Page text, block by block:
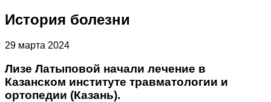
История болезни
29 марта 2024
Лизе Латыповой начали лечение в
Казанском институте травматологии и
ортопедии (Казань).